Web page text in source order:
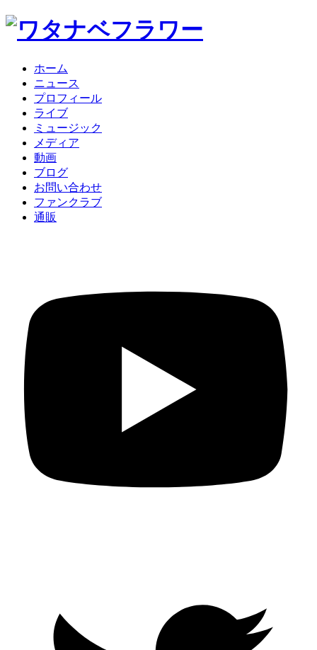
ホーム
ニュース
プロフィール
ライブ
ミュージック
メディア
動画
ブログ
お問い合わせ
ファンクラブ
通販